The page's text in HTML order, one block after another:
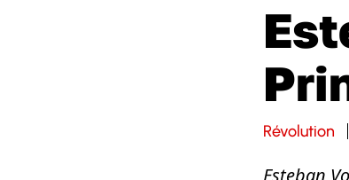
Révolution
Esteban